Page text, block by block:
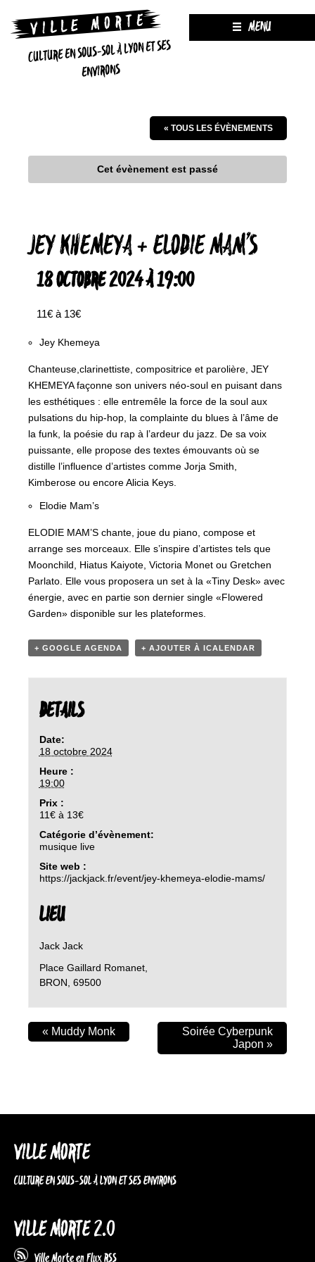
CULTURE EN SOUS-SOL À LYON ET SES
ENVIRONS
MENU
« TOUS LES ÉVÈNEMENTS
Cet évènement est passé
JEY KHEMEYA + ELODIE MAM’S
18 OCTOBRE 2024 À 19:00
11€ à 13€
Jey Khemeya
Chanteuse,clarinettiste, compositrice et parolière, JEY
KHEMEYA façonne son univers néo-soul en puisant dans
les esthétiques : elle entremêle la force de la soul aux
pulsations du hip-hop, la complainte du blues à l’âme de
la funk, la poésie du rap à l’ardeur du jazz. De sa voix
puissante, elle propose des textes émouvants où se
distille l’influence d’artistes comme Jorja Smith,
Kimberose ou encore Alicia Keys.
Elodie Mam’s
ELODIE MAM’S chante, joue du piano, compose et
arrange ses morceaux. Elle s’inspire d’artistes tels que
Moonchild, Hiatus Kaiyote, Victoria Monet ou Gretchen
Parlato. Elle vous proposera un set à la «Tiny Desk» avec
énergie, avec en partie son dernier single «Flowered
Garden» disponible sur les plateformes.
+ GOOGLE AGENDA + AJOUTER À ICALENDAR
DETAILS
Date:
18 octobre 2024
Heure :
19:00
Prix :
11€ à 13€
Catégorie d’évènement:
musique live
Site web :
https://jackjack.fr/event/jey-khemeya-elodie-mams/
LIEU
Jack Jack
Place Gaillard Romanet,
BRON 69500
« Muddy Monk
Soirée Cyberpunk
Japon »
VILLE MORTE
CULTURE EN SOUS-SOL À LYON ET SES ENVIRONS
VILLE MORTE 2.0
Ville Morte en Flux RSS